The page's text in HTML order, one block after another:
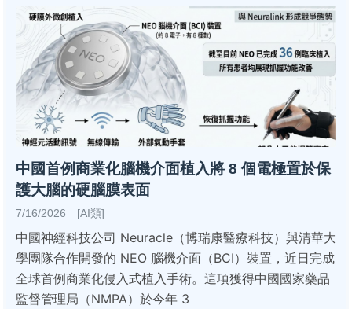
中國首例商業化腦機介面植入將 8 個電極置於保
護大腦的硬腦膜表面
7/16/2026 [AI類]
中國神經科技公司 Neuracle（博瑞康醫療科技）與清華大
學團隊合作開發的 NEO 腦機介面（BCI）裝置，近日完成
全球首例商業化侵入式植入手術。這項獲得中國國家藥品
監督管理局（NMPA）於今年 3